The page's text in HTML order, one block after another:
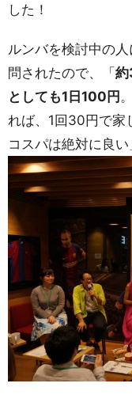
した！
ルンバを検討中の
問されたので、「約
としても1日100円
れば、1回30円で家
コスパは絶対に良